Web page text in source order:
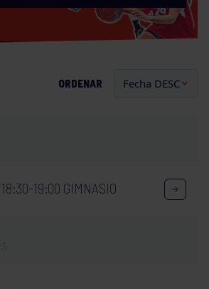
ORDENAR
19:00 GIMNASIO